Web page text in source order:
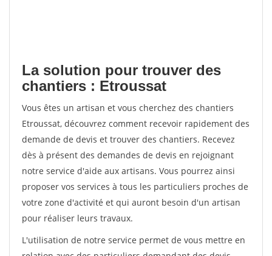
La solution pour trouver des
chantiers : Etroussat
Vous êtes un artisan et vous cherchez des chantiers
Etroussat, découvrez comment recevoir rapidement des
demande de devis et trouver des chantiers. Recevez
dès à présent des demandes de devis en rejoignant
notre service d'aide aux artisans. Vous pourrez ainsi
proposer vos services à tous les particuliers proches de
votre zone d'activité et qui auront besoin d'un artisan
pour réaliser leurs travaux.
L'utilisation de notre service permet de vous mettre en